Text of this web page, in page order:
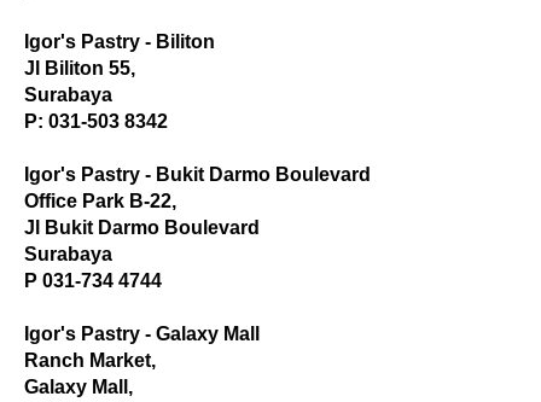
Igor's Pastry - Biliton
Jl Biliton 55,
Surabaya
P: 031-503 8342
Igor's Pastry - Bukit Darmo Boulevard
Office Park B-22,
Jl Bukit Darmo Boulevard
Surabaya
P 031-734 4744
Igor's Pastry - Galaxy Mall
Ranch Market,
Galaxy Mall,